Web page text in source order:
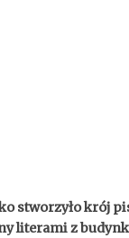
stworzyło krój
literami z